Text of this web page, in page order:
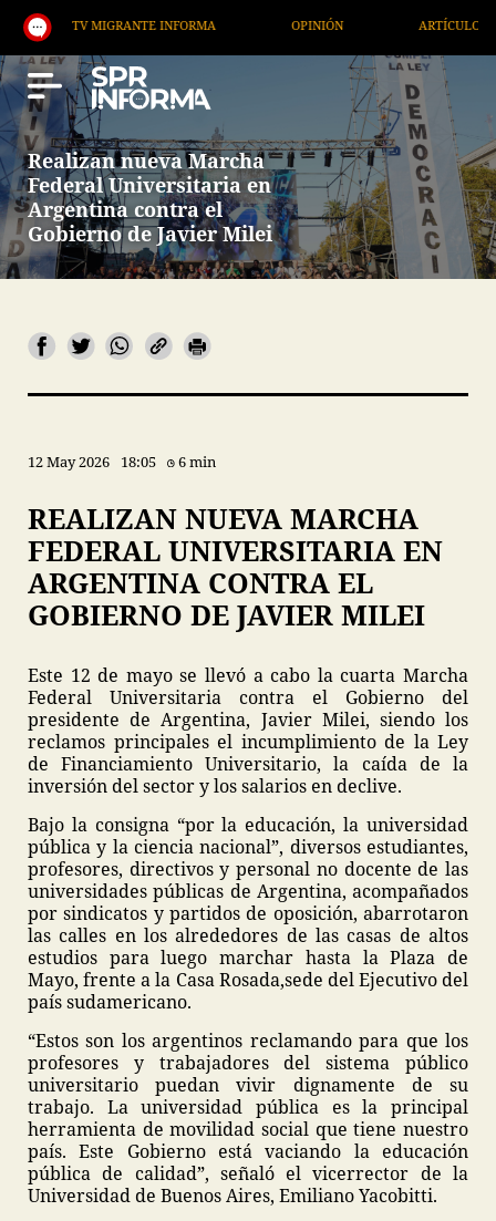
MIGRANTE INFORMA OPINIÓN ARTÍCULOS
Realizan nueva Marcha
Federal Universitaria en
Argentina contra el
Gobierno de Javier Milei
12 May 2026 18:05 6 min
REALIZAN NUEVA MARCHA
FEDERAL UNIVERSITARIA EN
ARGENTINA CONTRA EL
GOBIERNO DE JAVIER MILEI
Este 12 de mayo se llevó a cabo la cuarta Marcha
Federal Universitaria contra el Gobierno del
presidente de Argentina, Javier Milei, siendo los
reclamos principales el incumplimiento de la Ley
de Financiamiento Universitario, la caída de la
inversión del sector y los salarios en declive.
Bajo la consigna “por la educación, la universidad
pública y la ciencia nacional”, diversos estudiantes,
profesores, directivos y personal no docente de las
universidades públicas de Argentina, acompañados
por sindicatos y partidos de oposición, abarrotaron
las calles en los alrededores de las casas de altos
estudios para luego marchar hasta la Plaza de
Mayo, frente a la Casa Rosada,sede del Ejecutivo del
país sudamericano.
“Estos son los argentinos reclamando para que los
profesores y trabajadores del sistema público
universitario puedan vivir dignamente de su
trabajo. La universidad pública es la principal
herramienta de movilidad social que tiene nuestro
país. Este Gobierno está vaciando la educación
pública de calidad”, señaló el vicerrector de la
Universidad de Buenos Aires, Emiliano Yacobitti.